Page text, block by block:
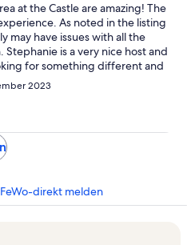
at the Castle are amazing! The
As noted in the listing
may have issues with all the
is a very nice host and
for something different and
wonderful choice.
2023
direkt melden